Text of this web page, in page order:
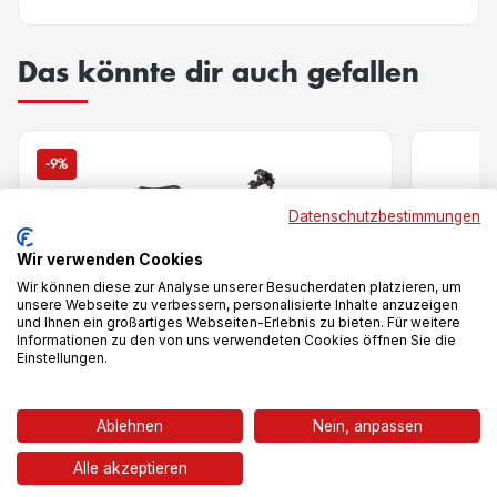
Das könnte dir auch gefallen
-9%
Vergleich
Cross Flyer Disc
Datenschutzbestimmungen
Wir verwenden Cookies
Wir können diese zur Analyse unserer Besucherdaten platzieren, um
unsere Webseite zu verbessern, personalisierte Inhalte anzuzeigen
und Ihnen ein großartiges Webseiten-Erlebnis zu bieten. Für weitere
Informationen zu den von uns verwendeten Cookies öffnen Sie die
Einstellungen.
Ablehnen Nein, anpassen
Alle akzeptieren